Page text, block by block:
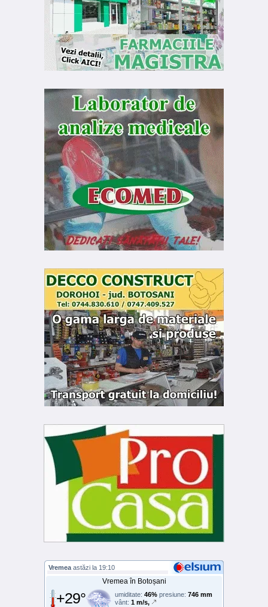
Vremea astăzi la 19:10
Vremea în Botoșani
+29° umiditate: 46% presiune: 746 mm
vânt: 1 m/s,